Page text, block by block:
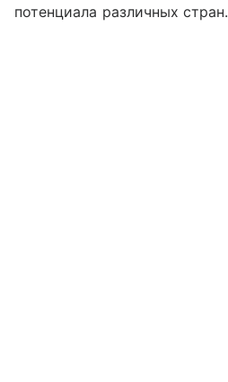
потенциала различных стран.